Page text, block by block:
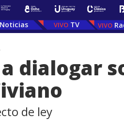
Noticias TV
dialogar
de ley